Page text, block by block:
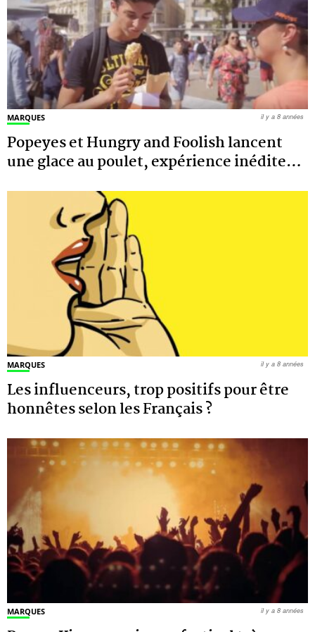
MARQUES
Popeyes et Hungry and Foolish lancent
une glace au poulet, expérience inédite…
il y a 8 années
MARQUES
Les influenceurs, trop positifs pour être
honnêtes selon les Français ?
il y a 8 années
MARQUES il y a 8 années